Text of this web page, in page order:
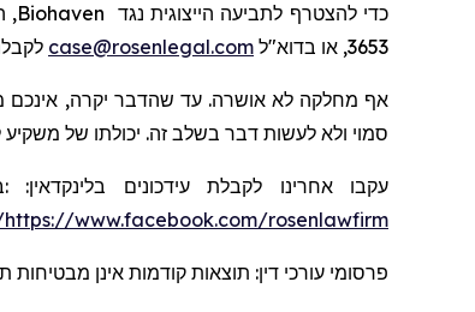
כדי להצטרף לתביעה הייצוגית נגד Biohaven
,
3653, או בדוא"ל
case@rosenlegal.com
אף מחלקה לא אושרה. עד שהדבר יקרה, אינכם
סמוי ולא לעשות דבר בשלב זה. יכולתו של משקיע
עקבו אחרינו לקבלתעידכונים בלינקדאין:
:
https://www.facebook.com/rosenlawfirm/
פרסומי עורכי דין: תוצאות קודמות אינן מבטיחות